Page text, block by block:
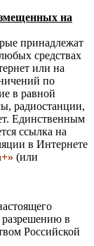
на
принадлежат
средствах
или на
по
в равной
радиостанции,
Единственным
ссылка на
в Интернете
(или
в
Российской